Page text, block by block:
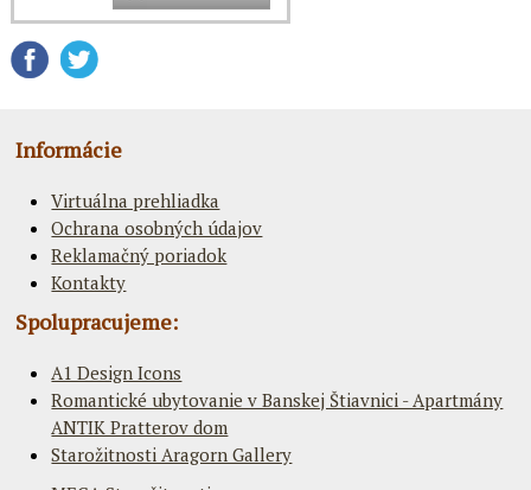
Informácie
Virtuálna prehliadka
Ochrana osobných údajov
Reklamačný poriadok
Kontakty
Spolupracujeme:
A1 Design Icons
Romantické ubytovanie v Banskej Štiavnici - Apartmány
ANTIK Pratterov dom
Starožitnosti Aragorn Gallery